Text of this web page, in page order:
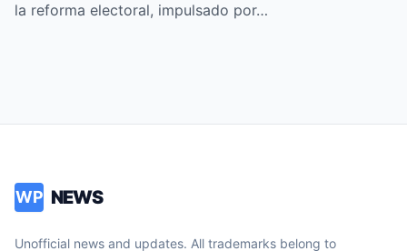
la reforma electoral, impulsado por…
WP NEWS
Unofficial news and updates. All trademarks belong to